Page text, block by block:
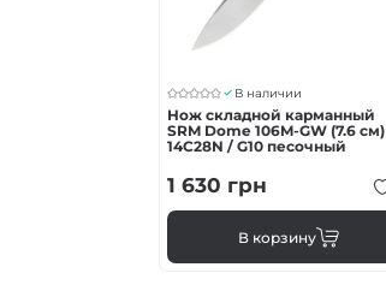
В наличии
Нож складной карманный
SRM Dome 106M-GW (7.6 см)
14C28N / G10 песочный
1 630 грн
В корзину